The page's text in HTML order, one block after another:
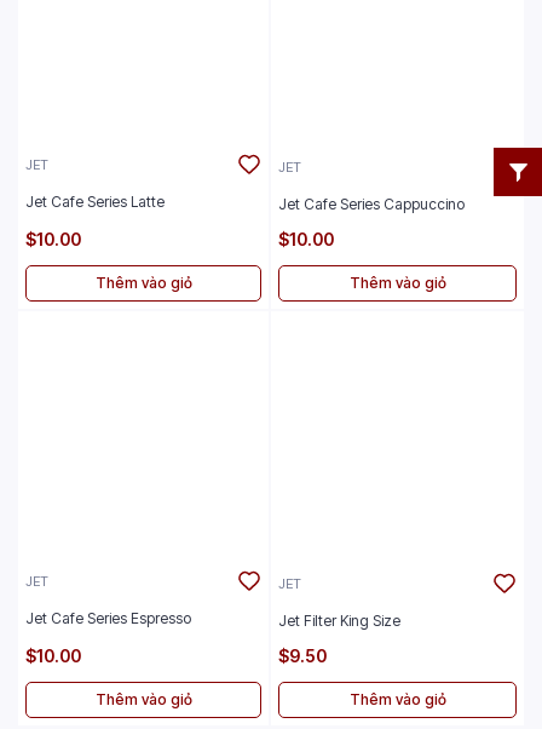
JET
Jet Cafe Series Latte
$10.00
Thêm vào giỏ
JET
Jet Cafe Series Cappuccino
$10.00
Thêm vào giỏ
JET
Jet Cafe Series Espresso
$10.00
Thêm vào giỏ
JET
Jet Filter King Size
$9.50
Thêm vào giỏ